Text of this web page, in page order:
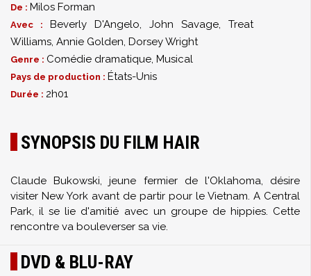
De : Milos Forman
Avec : Beverly D'Angelo, John Savage, Treat
Williams, Annie Golden, Dorsey Wright
Genre : Comédie dramatique, Musical
Pays de production : États-Unis
Durée : 2h01
SYNOPSIS DU FILM HAIR
Claude Bukowski, jeune fermier de l'Oklahoma, désire
visiter New York avant de partir pour le Vietnam. A Central
Park, il se lie d'amitié avec un groupe de hippies. Cette
rencontre va bouleverser sa vie.
DVD & BLU-RAY